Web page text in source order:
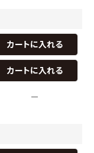
カートに入れる
カートに入れる
—